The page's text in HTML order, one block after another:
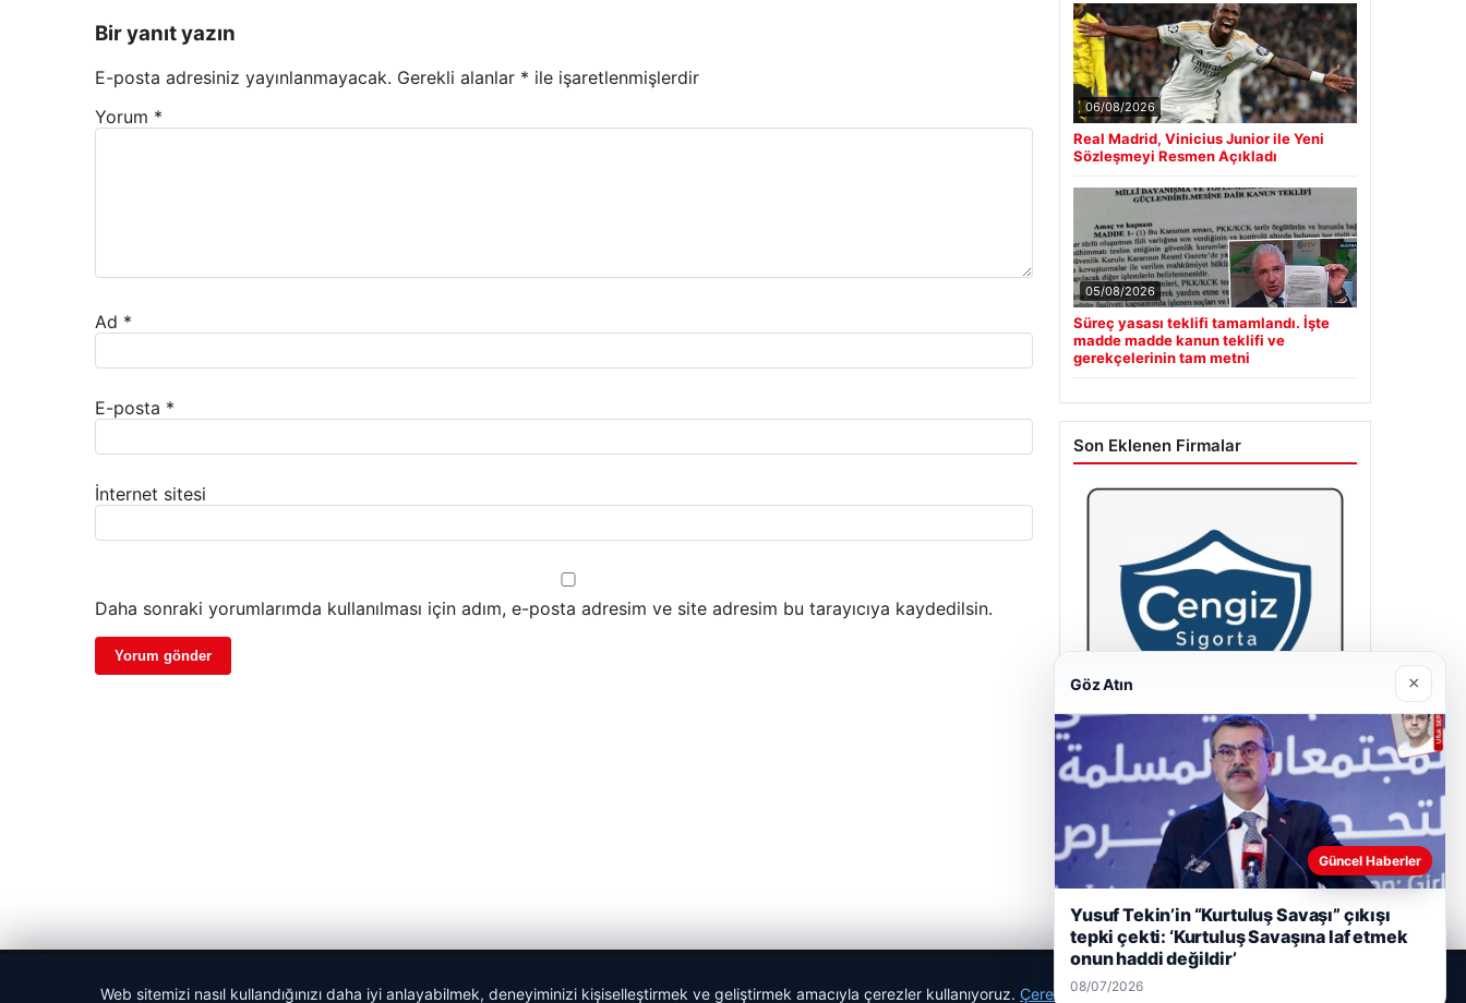
Bir yanıt yazın
E-posta adresiniz yayınlanmayacak. Gerekli alanlar * ile işaretlenmişlerdir
Yorum *
Ad *
E-posta *
İnternet sitesi
Daha sonraki yorumlarımda kullanılması için adım, e-posta adresim ve site adresim bu tarayıcıya kaydedilsin.
06/08/2026
Real Madrid, Vinicius Junior ile Yeni
Sözleşmeyi Resmen Açıkladı
05/08/2026
Süreç yasası teklifi tamamlandı. İşte
madde madde kanun teklifi ve
gerekçelerinin tam metni
Son Eklenen Firmalar
Hastaş Beton
Web sitemizi nasıl kullandığınızı daha iyi anlayabilmek, deneyiminizi kişiselleştirmek ve geliştirmek amacıyla çerezler kullanıyoruz. Çerez Politikamız
Göz Atın ×
Güncel Haberler
Yusuf Tekin’in “Kurtuluş Savaşı” çıkışı
tepki çekti: ‘Kurtuluş Savaşına laf etmek
onun haddi değildir’
08/07/2026